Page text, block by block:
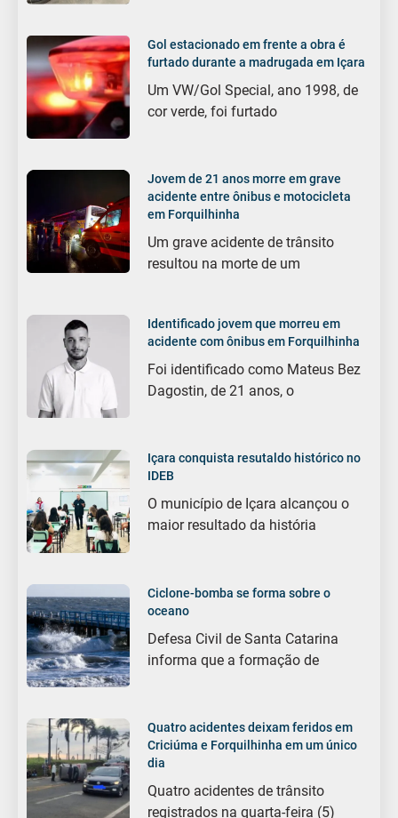
Gol estacionado em frente a obra é
furtado durante a madrugada em Içara
Um VW/Gol Special, ano 1998, de
cor verde, foi furtado
Jovem de 21 anos morre em grave
acidente entre ônibus e motocicleta
em Forquilhinha
Um grave acidente de trânsito
resultou na morte de um
Identificado jovem que morreu em
acidente com ônibus em Forquilhinha
Foi identificado como Mateus Bez
Dagostin, de 21 anos, o
Içara conquista resutaldo histórico no
IDEB
O município de Içara alcançou o
maior resultado da história
Ciclone-bomba se forma sobre o
oceano
Defesa Civil de Santa Catarina
informa que a formação de
Quatro acidentes deixam feridos em
Criciúma e Forquilhinha em um único
dia
Quatro acidentes de trânsito
registrados na quarta-feira (5)